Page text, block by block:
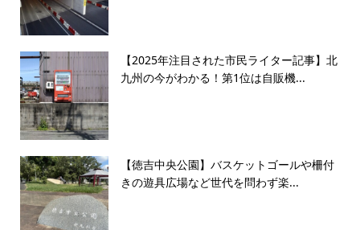
【2025年注目された市民ライター記事】北
九州の今がわかる！第1位は自販機...
【徳吉中央公園】バスケットゴールや柵付
きの遊具広場など世代を問わず楽...